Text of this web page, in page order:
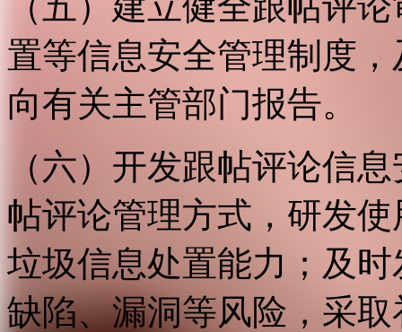
置等信息安全管理制度
向有关主管部门报告。
（六）开发跟帖评论信
帖评论管理方式，研发
垃圾信息处置能力；及
缺陷、漏洞等风险，采